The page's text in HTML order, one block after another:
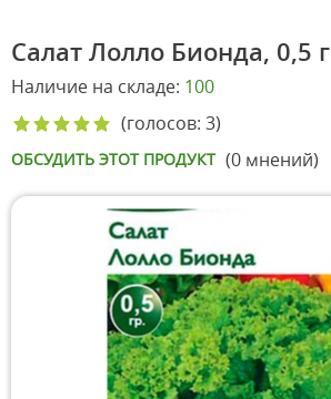
Салат Лолло Бионда, 0,5 г
Наличие на складе: 100
(голосов: 3)
ОБСУДИТЬ ЭТОТ ПРОДУКТ (0 мнений)